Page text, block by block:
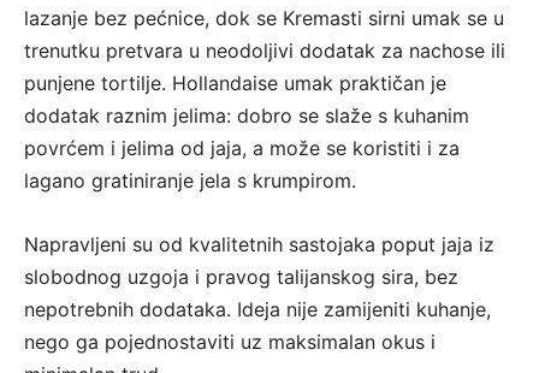
lazanje bez pećnice, dok se Kremasti sirni umak se u
trenutku pretvara u neodoljivi dodatak za nachose ili
punjene tortilje. Hollandaise umak praktičan je
dodatak raznim jelima: dobro se slaže s kuhanim
povrćem i jelima od jaja, a može se koristiti i za
lagano gratiniranje jela s krumpirom.
Napravljeni su od kvalitetnih sastojaka poput jaja iz
slobodnog uzgoja i pravog talijanskog sira, bez
nepotrebnih dodataka. Ideja nije zamijeniti kuhanje,
nego ga pojednostaviti uz maksimalan okus i